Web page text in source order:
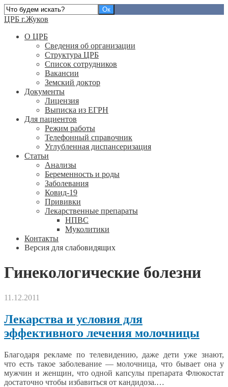
ЦРБ г.Жуков
О ЦРБ
Сведения об организации
Структура ЦРБ
Список сотрудников
Вакансии
Земский доктор
Документы
Лицензия
Выписка из ЕГРН
Для пациентов
Режим работы
Телефонный справочник
Углубленная диспансеризация
Статьи
Анализы
Беременность и роды
Заболевания
Ковид-19
Прививки
Лекарственные препараты
НПВС
Муколитики
Контакты
Версия для слабовидящих
Гинекологические болезни
11.12.2011
Лекарства и условия для
эффективного лечения молочницы
Благодаря рекламе по телевидению, даже дети уже знают,
что есть такое заболевание — молочница, что бывает она у
мужчин и женщин, что одной капсулы препарата Флюкостат
достаточно чтобы избавиться от кандидоза.…